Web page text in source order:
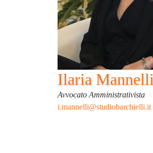
Ilaria Mannelli
Avvocato Amministrativista
i.mannelli@studiobarchielli.it